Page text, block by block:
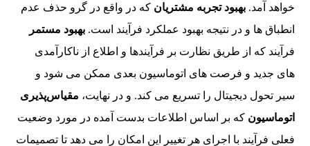
خواهد آمد.بهبود تجربه مشتریان که در واقع در گرو حذف عدم
انطباق ها و در نتیجه بهبود عملکرد فرآیند است.بهبود مستمر
فرآیند که از طریق نظارت بر فرآیندها و اطلاع از ناکارآمدی
های جدید و فرصت های اتوماسیون بعدی ممکن می شود و
سیر تحول دیجیتال را تسریع می کند. و در نهایت، مقیاس‌پذیری
اتوماسیون که بر اساس اطلاعات بدست آمده در مورد وضعیت
فعلی فرآیند با اجرای هر تغییر این امکان را می دهد تا تصمیمات